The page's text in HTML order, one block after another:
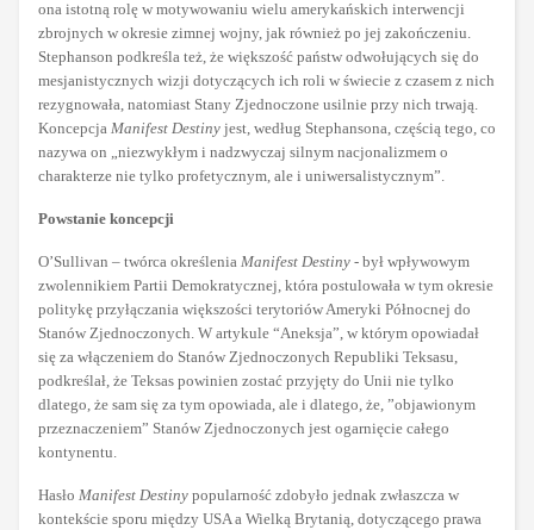
ona istotną rolę w motywowaniu wielu amerykańskich interwencji
zbrojnych w okresie zimnej wojny, jak również po jej zakończeniu.
Stephanson podkreśla też, że większość państw odwołujących się do
mesjanistycznych wizji dotyczących ich roli w świecie z czasem z nich
rezygnowała, natomiast Stany Zjednoczone usilnie przy nich trwają.
Koncepcja Manifest Destiny jest, według Stephansona, częścią tego, co
nazywa on „niezwykłym i nadzwyczaj silnym nacjonalizmem o
charakterze nie tylko profetycznym, ale i uniwersalistycznym”.
Powstanie koncepcji
O’Sullivan – twórca określenia Manifest Destiny - był wpływowym
zwolennikiem Partii Demokratycznej, która postulowała w tym okresie
politykę przyłączania większości terytoriów Ameryki Północnej do
Stanów Zjednoczonych. W artykule “Aneksja”, w którym opowiadał
się za włączeniem do Stanów Zjednoczonych Republiki Teksasu,
podkreślał, że Teksas powinien zostać przyjęty do Unii nie tylko
dlatego, że sam się za tym opowiada, ale i dlatego, że, ”objawionym
przeznaczeniem” Stanów Zjednoczonych jest ogarnięcie całego
kontynentu.
Hasło Manifest Destiny popularność zdobyło jednak zwłaszcza w
kontekście sporu między USA a Wielką Brytanią, dotyczącego prawa